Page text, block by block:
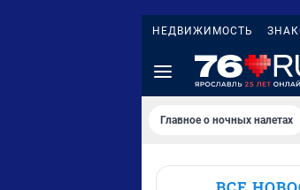
НЕДВИЖИМОСТЬ
Главное о ночных налетах